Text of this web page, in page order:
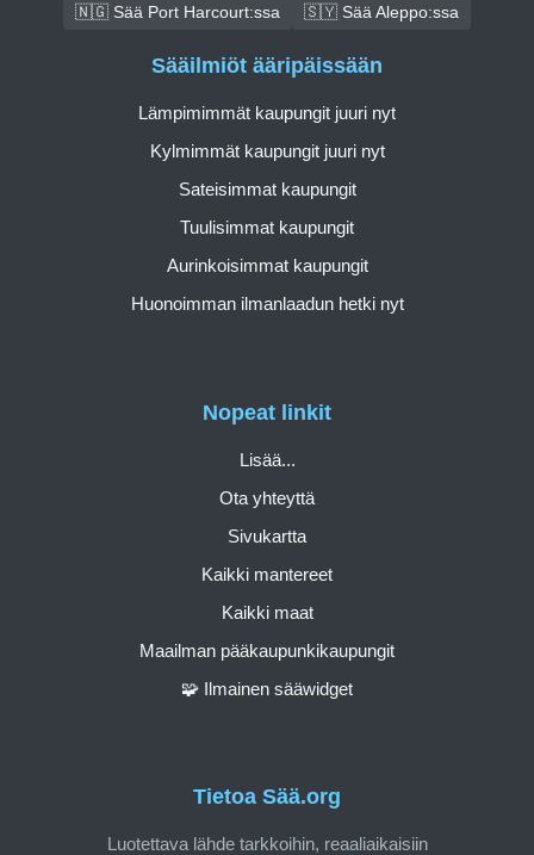
🇳🇬 Sää Port Harcourt:ssa
🇸🇾 Sää Aleppo:ssa
Tietoa Sää.org
Luotettava lähde tarkkoihin, reaaliaikaisiin
Nopeat linkit
Lisää...
Ota yhteyttä
Sivukartta
Kaikki mantereet
Kaikki maat
Maailman pääkaupunkikaupungit
🧩 Ilmainen sääwidget
Sääilmiöt ääripäissään
Lämpimimmät kaupungit juuri nyt
Kylmimmät kaupungit juuri nyt
Sateisimmat kaupungit
Tuulisimmat kaupungit
Aurinkoisimmat kaupungit
Huonoimman ilmanlaadun hetki nyt